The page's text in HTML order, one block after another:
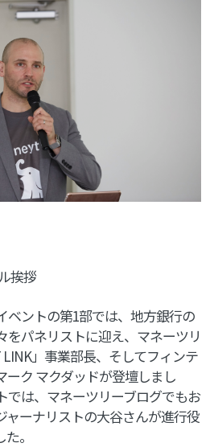
挨拶
ベントの第1部では、地方銀行の
をパネリストに迎え、マネーツリ
」事業部長、そしてフィンテ
ーク マクダッドが登壇しまし
では、マネーツリーブログでもお
ャーナリストの大谷さんが進行役
。